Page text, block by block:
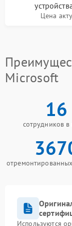
Цена
Microsoft
16
сотрудников в
Используются